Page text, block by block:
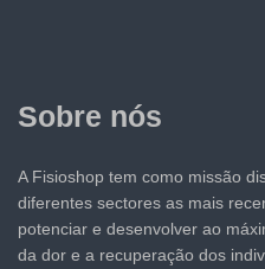
Sobre nós
A Fisioshop tem como missão
diferentes sectores as mais
potenciar e desenvolver ao
da dor e a recuperação dos